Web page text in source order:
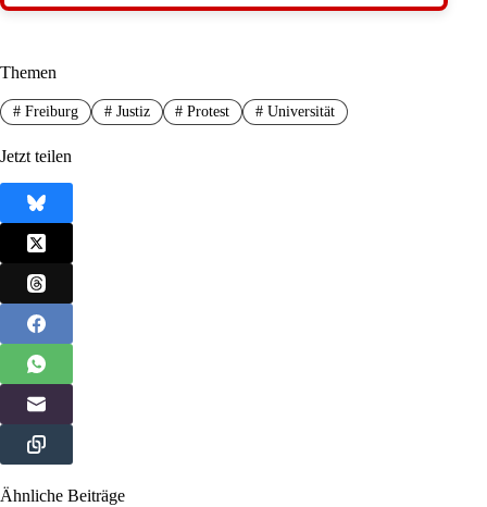
Themen
#Freiburg #Justiz # Protest # Universität
Jetzt teilen
Ähnliche Beiträge